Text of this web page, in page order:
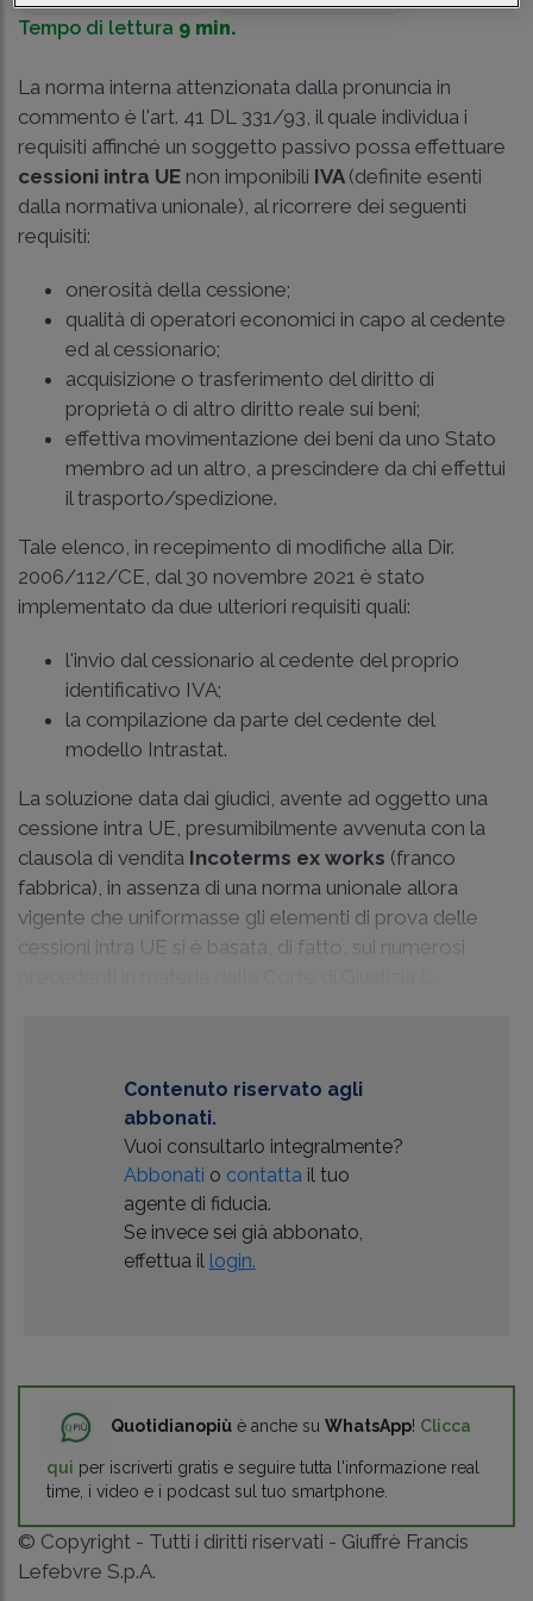
Tempo di lettura 9 min.
La norma interna attenzionata dalla pronuncia in
commento è l'art. 41 DL 331/93, il quale individua i
requisiti affinché un soggetto passivo possa effettuare
cessioni intra UE non imponibili IVA (definite esenti
dalla normativa unionale), al ricorrere dei seguenti
requisiti:
onerosità della cessione;
qualità di operatori economici in capo al cedente
ed al cessionario;
acquisizione o trasferimento del diritto di
proprietà o di altro diritto reale sui beni;
effettiva movimentazione dei beni da uno Stato
membro ad un altro, a prescindere da chi effettui
il trasporto/spedizione.
Tale elenco, in recepimento di modifiche alla Dir.
2006/112/CE, dal 30 novembre 2021 è stato
implementato da due ulteriori requisiti quali:
l'invio dal cessionario al cedente del proprio
identificativo IVA;
la compilazione da parte del cedente del
modello Intrastat.
La soluzione data dai giudici, avente ad oggetto una
cessione intra UE, presumibilmente avvenuta con la
clausola di vendita Incoterms ex works (franco
fabbrica), in assenza di una norma unionale allora
vigente che uniformasse gli elementi di prova delle
cessioni intra UE si è basata, di fatto, sui numerosi
Contenuto riservato agli
abbonati.
Vuoi consultarlo integralmente?
Abbonati o contattail tuo
agente di fiducia.
Se invece sei già abbonato,
effettua il login.
Quotidianopiù è anche su WhatsApp! Clicca
qui per iscriverti gratis e seguire tutta l'informazione real
time, i video e i podcast sul tuo smartphone.
© Copyright - Tutti i diritti riservati - Giuffrè Francis
Lefebvre S.p.A.